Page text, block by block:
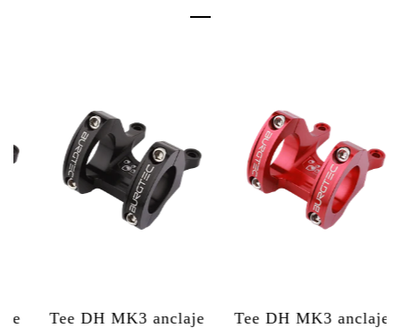
Tee DH MK3 anclaje
Tee DH MK3 anclaje